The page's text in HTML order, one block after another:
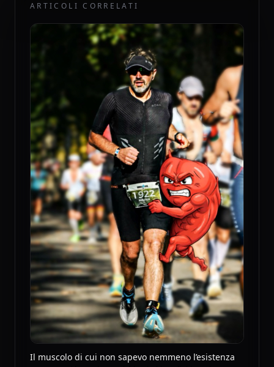
ARTICOLI CORRELATI
Il muscolo di cui non sapevo nemmeno l’esistenza